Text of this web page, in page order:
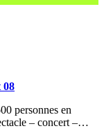
08
personnes en
– concert –…